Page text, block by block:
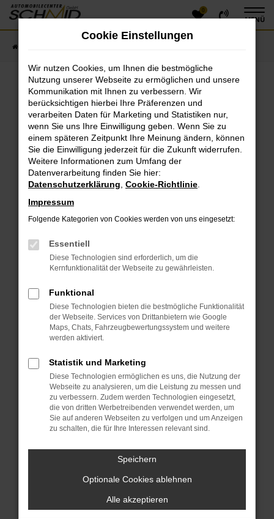
Zum
Hauptinhalt
0
MENÜ
Fehler: Network Error
Beim Laden ist ein Fehler aufgetreten.
Hier sind ein paar Tipps, die dir helfen können:
Überprüfe deine Firewall und deine
Internetverbindung.
Laden andere Webseiten, zum Beispiel deine
Suchmaschine?
Prüfe deine Browsererweiterungen.
das Laden bestimmter Seiten verhindern.
Funktioniert die Seite in einem anderen Browser
oder in einem privaten Fenster?
Das kann manchmal helfen, vorübergehende
Probleme zu beheben.
Stelle sicher, dass dein Browser und dein
Betriebssystem auf dem neuesten Stand sind.
Sicherheitsrisiko, sondern kann auch dazu führen,
dass bestimmte Funktionen nicht mehr
unterstützt werden.
Wende dich an den Webseitenbetreiber.
Wenn du alle oben genannten Schritte versucht
hast, kontaktiere uns bitte. Wir werden versuchen,
das Problem zu beheben. Du kannst uns diesen
Text schicken, um uns bei der Fehlersuche zu
unterstützen:
ewogICJuYW1lIjogIk5ldHdvcmtFcnJvciIsCiAgI
mNvbmZpZyI6IHsKICAgICJtZXRob2QiOiAiR0VUIi
Cookie Einstellungen
Wir nutzen Cookies, um Ihnen die bestmögliche
Nutzung unserer Webseite zu ermöglichen und unsere
Kommunikation mit Ihnen zu verbessern. Wir
berücksichtigen hierbei Ihre Präferenzen und
verarbeiten Daten für Marketing und Statistiken nur,
wenn Sie uns Ihre Einwilligung geben. Wenn Sie zu
einem späteren Zeitpunkt Ihre Meinung ändern, können
Sie die Einwilligung jederzeit für die Zukunft widerrufen.
Weitere Informationen zum Umfang der
Datenverarbeitung finden Sie hier:
Datenschutzerklärung Cookie-Richtlinie
Impressum
Folgende Kategorien von Cookies werden von uns eingesetzt:
Essentiell
Diese Technologien sind erforderlich, um die
Kernfunktionalität der Webseite zu gewährleisten.
Funktional
Diese Technologien bieten die bestmögliche Funktionalität
der Webseite. Services von Drittanbietern wie Google
Maps, Chats, Fahrzeugbewertungssystem und weitere
werden aktiviert.
Statistik und Marketing
Diese Technologien ermöglichen es uns, die Nutzung der
Webseite zu analysieren, um die Leistung zu messen und
zu verbessern. Zudem werden Technologien eingesetzt,
die von dritten Werbetreibenden verwendet werden, um
Sie auf anderen Webseiten zu verfolgen und um Anzeigen
zu schalten, die für Ihre Interessen relevant sind.
Speichern
Optionale Cookies ablehnen
Alle akzeptieren